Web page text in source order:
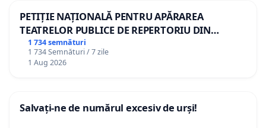
PETIȚIE NAȚIONALĂ PENTRU APĂRAREA
TEATRELOR PUBLICE DE REPERTORIU DIN
ROMÂNIA
1 734 semnături
1 734 Semnături / 7 zile
1 Aug 2026
Salvați-ne de numărul excesiv de urși!